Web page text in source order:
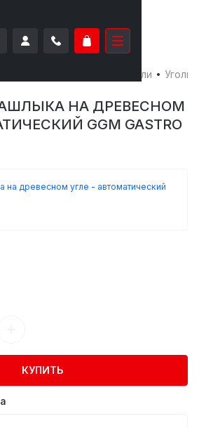
Грили
НА ДРЕВЕСНОМ
GGM GASTRO
КУПИТЬ